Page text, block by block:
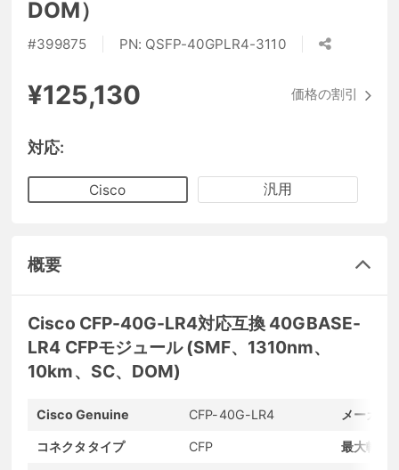
DOM）
#399875 PN: QSFP-40GPLR4-3110
¥125,130 価格の割引
対応:
Cisco 汎用
概要
Cisco CFP-40G-LR4対応互換 40GBASE-
LR4 CFPモジュール (SMF、1310nm、
10km、SC、DOM)
Cisco Genuine CFP-40G-LR4 メーカー
コネクタタイプ CFP 最大転送